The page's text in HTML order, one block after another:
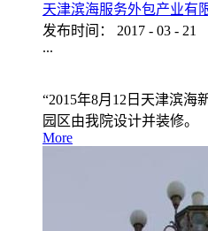
天津滨海服务外包产业有
发布时间：
2017 - 03 - 21
...
“2015年8月12日天津滨
园区由我院设计并装修。
More